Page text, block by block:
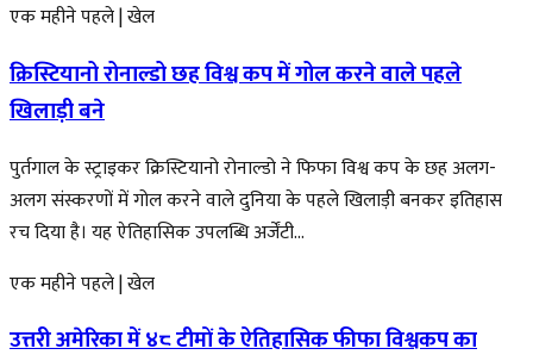
एक महीने पहले|खेल
क्रिस्टियानो रोनाल्डो छह विश्व कप में गोल करने वाले पहले
खिलाड़ी बने
पुर्तगाल के स्ट्राइकर क्रिस्टियानो रोनाल्डो ने फिफा विश्व कप के छह अलग-
अलग संस्करणों में गोल करने वाले दुनिया के पहले खिलाड़ी बनकर इतिहास
रच दिया है। यह ऐतिहासिक उपलब्धि अर्जेंटी...
एक महीने पहले|खेल
उत्तरी अमेरिका में ४८ टीमों के ऐतिहासिक फीफा विश्वकप का